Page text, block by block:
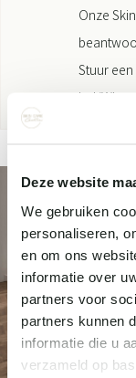
Deze website
We gebruiken
personaliseren,
en om ons
informatie over
partners voor
partners kunnen
informatie die u
verzameld op
Onze
Stuur
bel/